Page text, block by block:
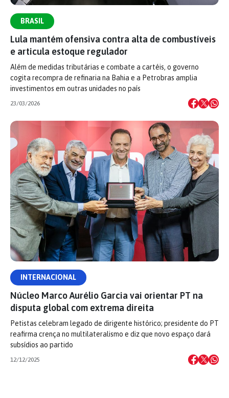
BRASIL
Lula mantém ofensiva contra alta de combustíveis
e articula estoque regulador
Além de medidas tributárias e combate a cartéis, o governo
cogita recompra de refinaria na Bahia e a Petrobras amplia
investimentos em outras unidades no país
23/03/2026
INTERNACIONAL
Núcleo Marco Aurélio Garcia vai orientar PT na
disputa global com extrema direita
Petistas celebram legado de dirigente histórico; presidente do PT
reafirma crença no multilateralismo e diz que novo espaço dará
subsídios ao partido
12/12/2025